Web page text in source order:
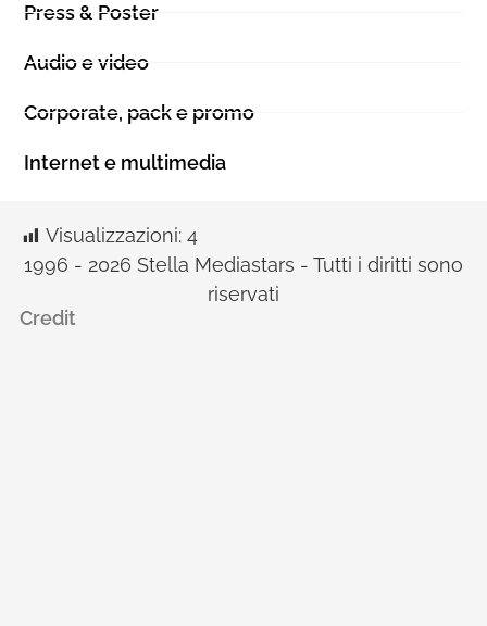
Press & Poster
Audio e video
Corporate, pack e promo
Internet e multimedia
Visualizzazioni: 4
1996 - 2026 Stella Mediastars - Tutti i diritti sono
riservati
Credit